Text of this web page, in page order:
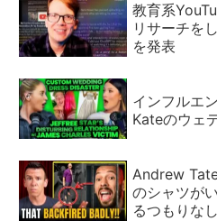
教育系
リサーチを
を発表
インフルエ
Kateのウェ
Andrew
のシャツが
るつもりなし